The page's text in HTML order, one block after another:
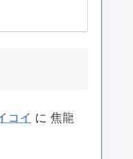
コイ に 焦龍